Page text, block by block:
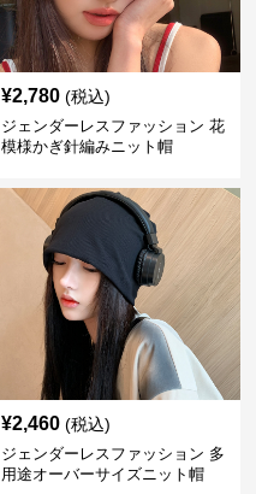
¥2,780 (税込)
ジェンダーレスファッション 花
模様かぎ針編みニット帽
¥2,460 (税込)
ジェンダーレスファッション 多
用途オーバーサイズニット帽